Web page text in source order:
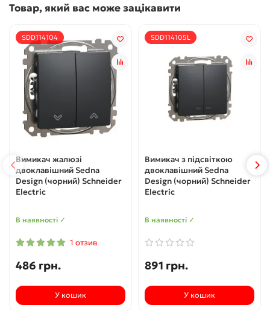
Товар, який вас може зацікавити
SDD114104
Вимикач жалюзі
двоклавішний Sedna
Design (чорний) Schneider
Electric
В наявності ✓
1 отзив
486 грн.
У кошик
SDD114105L
Вимикач з підсвіткою
двоклавішний Sedna
Design (чорний) Schneider
Electric
В наявності ✓
891 грн.
У кошик